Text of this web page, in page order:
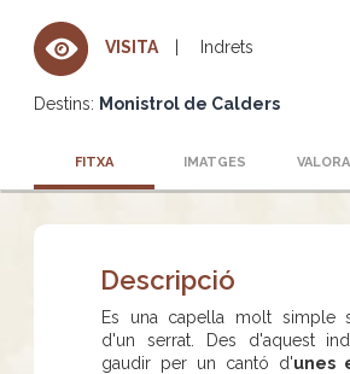
VISITA Indrets
Destins: Monistrol de Calders
FITXA IMATGES
Descripció
Es una capella molt simple
d'un serrat. Des d'aquest
gaudir per un cantó d'unes